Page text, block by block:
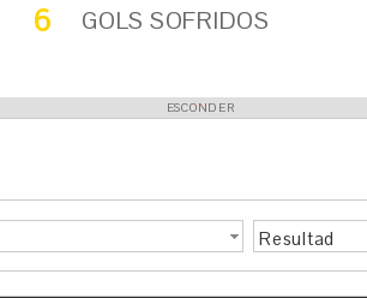
6 GOLS SOFRIDOS
ESCONDER
Resultad